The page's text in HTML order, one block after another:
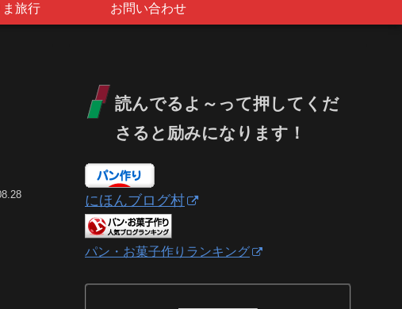
ま旅行 お問い合わせ
読んでるよ～って押してくだ
さると励みになります！
にほんブログ村
パン・お菓子作りランキング